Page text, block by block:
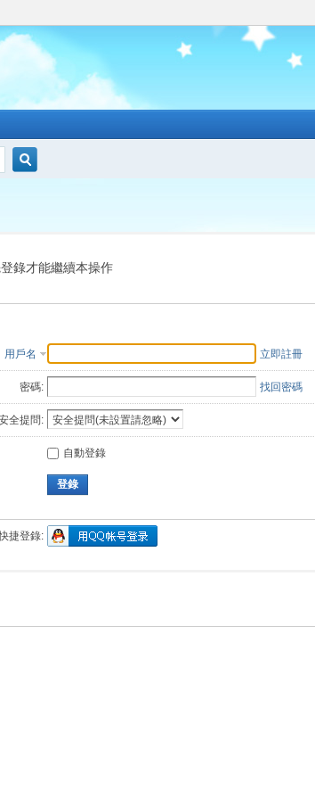
索
錄才能繼續本操作
用戶名 立即註冊
密碼: 找回密碼
全提問:
自動登錄
登錄
捷登錄: